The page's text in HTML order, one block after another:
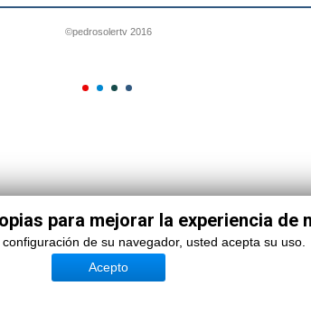
para mejorar la experiencia de
de su navegador, usted acepta su uso.
Acepto
©pedrosolertv 2016